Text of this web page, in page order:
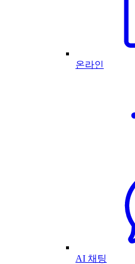
온라인
AI 채팅